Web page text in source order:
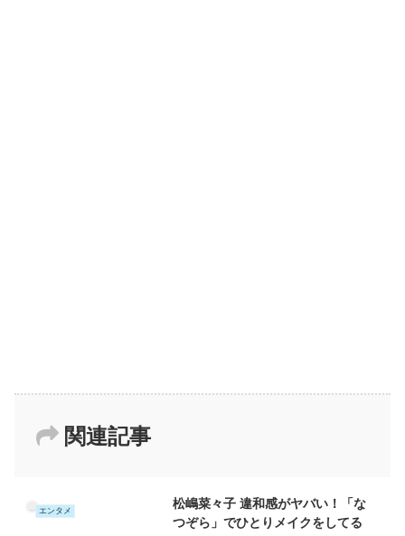
関連記事
エンタメ
松嶋菜々子 違和感がヤバい！「な
つぞら」でひとりメイクをしてる